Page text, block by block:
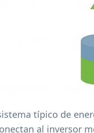
típico de
al inversor